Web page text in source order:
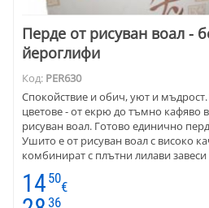
Перде от рисуван воал -
йероглифи
Код: PER630
Спокойствие и обич, уют и
цветове - от екрю до тъмно кафяво
рисуван воал. Готово единично
Ушито е от рисуван воал с високо
комбинират с плътни лилави
Цената е на метър готово перде.
14 50
€
36